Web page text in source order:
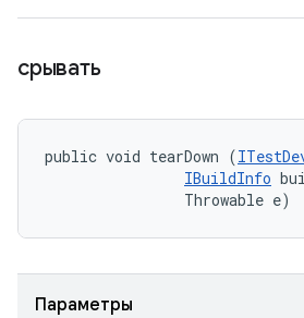
срывать
public void tearDown (
IBuildInfo
                Throwable e)
Параметры